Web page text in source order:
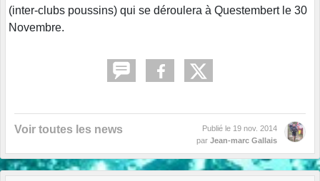
(inter-clubs poussins) qui se déroulera à Questembert le 30
Novembre.
Voir toutes les news Publié le 19 nov. 2014
par Jean-marc Gallais